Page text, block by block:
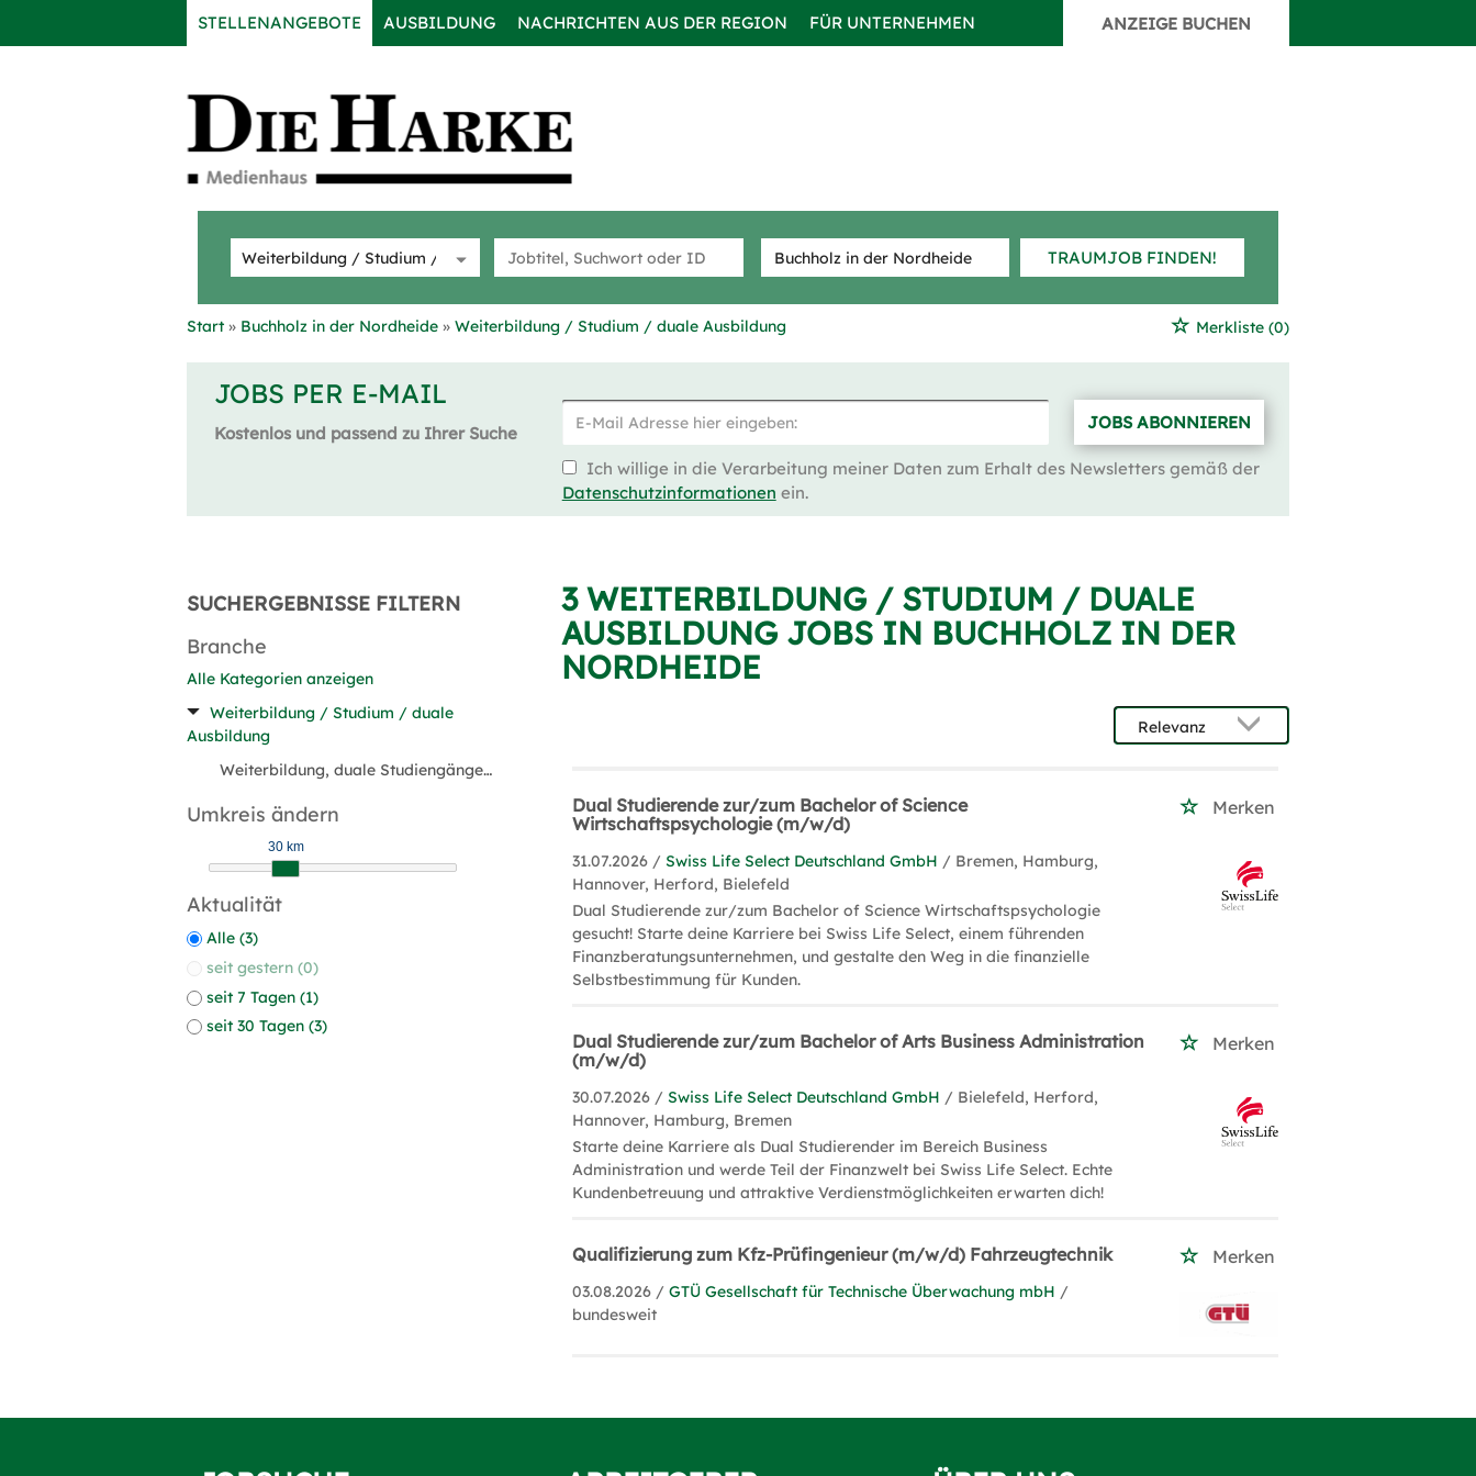
STELLENANGEBOTE AUSBILDUNG NACHRICHTEN AUS DER REGION FÜR UNTERNEHMEN ANZEIGE BUCHEN
TRAUMJOB FINDEN!
Start Buchholz in der Nordheide Weiterbildung / Studium / duale Ausbildung Merkliste (0)
JOBS PER E-MAIL
Kostenlos und passend zu Ihrer Suche
JOBS ABONNIEREN
Ich willige in die Verarbeitung meiner Daten zum Erhalt des Newsletters gemäß der
Datenschutzinformationen ein.
SUCHERGEBNISSE FILTERN
Branche
Alle Kategorien anzeigen
Weiterbildung / Studium / duale
Ausbildung
Weiterbildung, duale Studiengänge (3)
Umkreis ändern
30 km
Aktualität
Alle (3)
seit gestern (0)
seit 7 Tagen (1)
seit 30 Tagen (3)
3 WEITERBILDUNG / STUDIUM / DUALE
AUSBILDUNG JOBS IN BUCHHOLZ IN DER
NORDHEIDE
Dual Studierende zur/zum Bachelor of Science
Wirtschaftspsychologie (m/w/d)
Merken
31.07.2026 /Swiss Life Select Deutschland GmbH / Bremen, Hamburg,
Hannover, Herford, Bielefeld
Dual Studierende zur/zum Bachelor of Science Wirtschaftspsychologie
gesucht! Starte deine Karriere bei Swiss Life Select, einem führenden
Finanzberatungsunternehmen, und gestalte den Weg in die finanzielle
Selbstbestimmung für Kunden.
Dual Studierende zur/zum Bachelor of Arts Business Administration
(m/w/d)
Merken
30.07.2026 /Swiss Life Select Deutschland GmbH / Bielefeld, Herford,
Hannover, Hamburg, Bremen
Starte deine Karriere als Dual Studierender im Bereich Business
Administration und werde Teil der Finanzwelt bei Swiss Life Select. Echte
Kundenbetreuung und attraktive Verdienstmöglichkeiten erwarten dich!
Qualifizierung zum Kfz-Prüfingenieur (m/w/d) Fahrzeugtechnik Merken
03.08.2026 /GTÜ Gesellschaft für Technische Überwachung mbH /
bundesweit